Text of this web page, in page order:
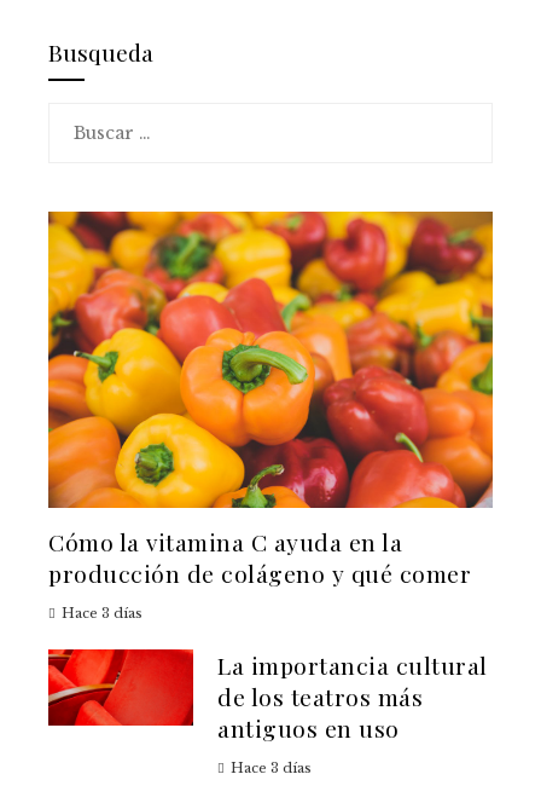
Busqueda
Cómo la vitamina C ayuda en la
producción de colágeno y qué comer
Hace 3 días
La importancia cultural
de los teatros más
antiguos en uso
Hace 3 días